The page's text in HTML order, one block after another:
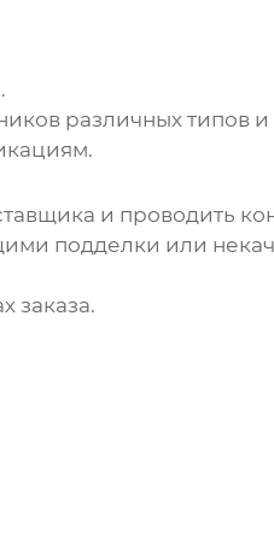
различных типов и
и проводить
подделки или
заказа.